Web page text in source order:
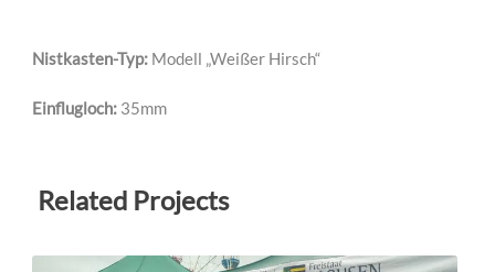
Nistkasten-Typ: Modell „Weißer Hirsch“
Einflugloch: 35mm
Related Projects